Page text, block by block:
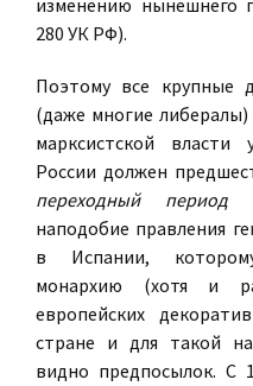
изменению нынешнего
280 УК РФ).
Поэтому все крупные
(даже многие либералы)
марксистской власти
России должен
переходный период
наподобие правления
в Испании,
монархию (хотя и
европейских
стране и для такой
видно предпосылок. С